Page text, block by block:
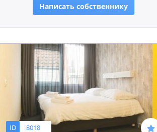
Написать собственнику
ID 8018